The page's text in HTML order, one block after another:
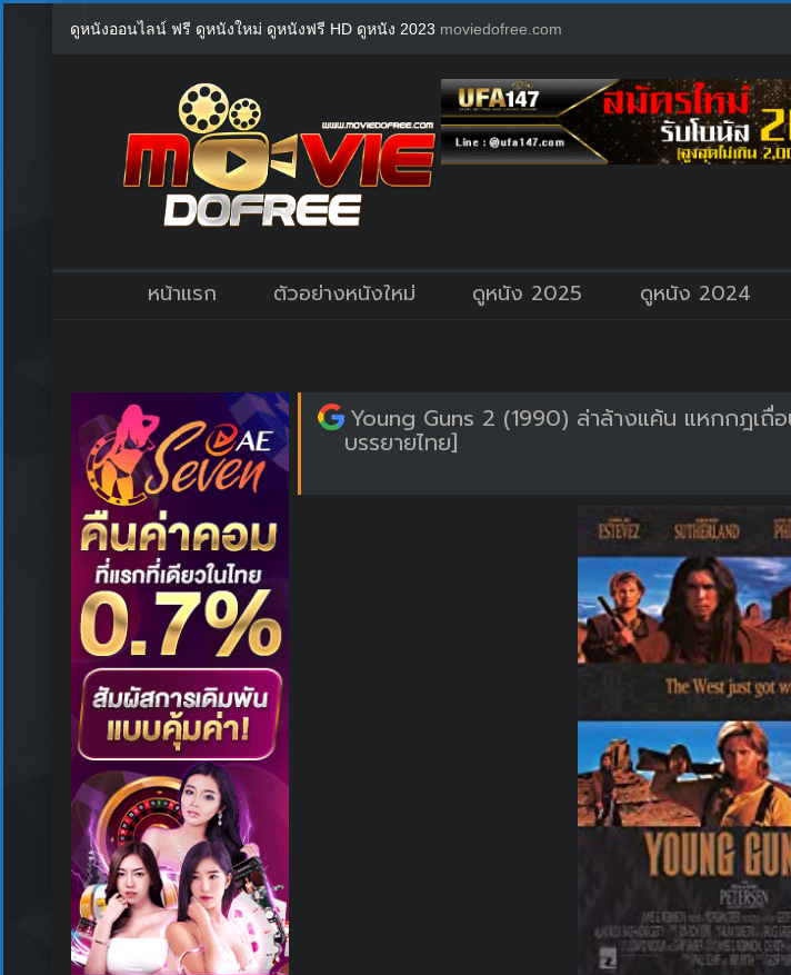
ดูหนังออนไลน์ ฟรี ดูหนังใหม่ ดูหนังฟรี HD ดูหนัง 2023 moviedofree.com
หน้าแรก ตัวอย่างหนังใหม่ ดูหนัง 2025 ดูหนัง 2024
Young Guns 2 (1990) ล่าล้างแค้น แหกกฎเถื่
บรรยายไทย]